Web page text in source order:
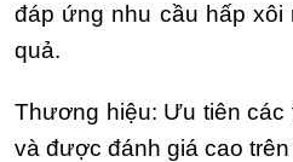
đáp ứng nhu cầu hấp xôi
quả.
Thương hiệu: Ưu tiên
và được đánh giá cao